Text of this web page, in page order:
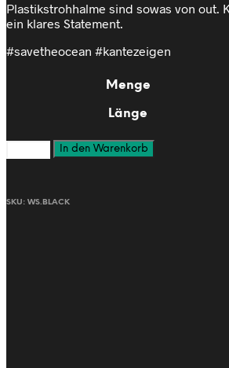
Plastikstrohhalme sind sowas von out.
ein klares Statement.
#savetheocean #kantezeigen
Menge
Länge
In den Warenkorb
SKU: WS.BLACK